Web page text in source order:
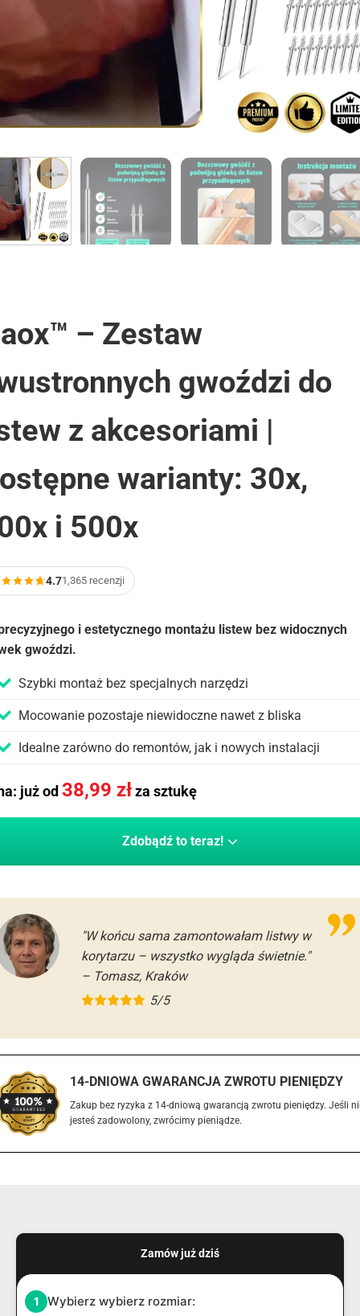
– Zestaw
gwoździ do
z akcesoriami |
warianty: 30x,
i 500x
4.71,365 recenzji
i estetycznego montażu listew bez widocznych
gwoździ.
Szybki montaż bez specjalnych narzędzi
Mocowanie pozostaje niewidoczne nawet z bliska
Idealne zarówno do remontów, jak i nowych instalacji
już od38,99 złza sztukę
Zdobądź to teraz!
"W końcu sama zamontowałam listwy w
korytarzu – wszystko wygląda świetnie."
– Tomasz, Kraków
5/5
14-DNIOWA GWARANCJA ZWROTU PIENIĘDZY
Zakup bez ryzyka z 14-dniową gwarancją zwrotu pieniędzy. Jeśli
jesteś zadowolony, zwrócimy pieniądze.
Zamów już dziś
1 Wybierz wybierz rozmiar: